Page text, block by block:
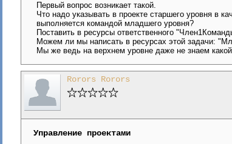
Первый вопрос возникает такой.
Что надо указывать в проекте старшего уровня в
выполняется командой младшего уровня?
Поставить в ресурсы ответственного
Можем ли мы написать в ресурсах этой задачи:
Мы же ведь на верхнем уровне даже не знаем
Rorors Rorors
Управление проектами